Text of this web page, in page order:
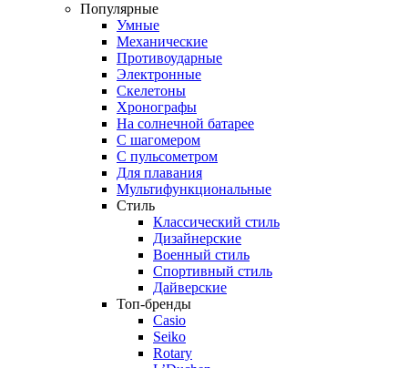
Популярные
Умные
Механические
Противоударные
Электронные
Скелетоны
Хронографы
На солнечной батарее
С шагомером
С пульсометром
Для плавания
Мультифункциональные
Стиль
Классический стиль
Дизайнерские
Военный стиль
Спортивный стиль
Дайверские
Топ-бренды
Casio
Seiko
Rotary